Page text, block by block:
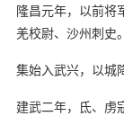
隆昌元年，以前将
羌校尉、沙州刺史。
集始入武兴，以城
建武二年，氐、虏